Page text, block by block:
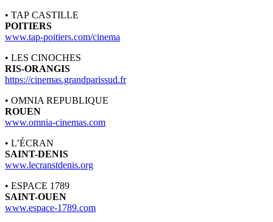
• TAP CASTILLE
POITIERS
www.tap-poitiers.com/cinema
• LES CINOCHES
RIS-ORANGIS
https://cinemas.grandparissud.fr
• OMNIA REPUBLIQUE
ROUEN
www.omnia-cinemas.com
• L’ÉCRAN
SAINT-DENIS
www.lecranstdenis.org
• ESPACE 1789
SAINT-OUEN
www.espace-1789.com